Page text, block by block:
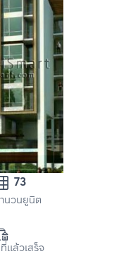
73
นวนยูนิต
แล้วเสร็จ